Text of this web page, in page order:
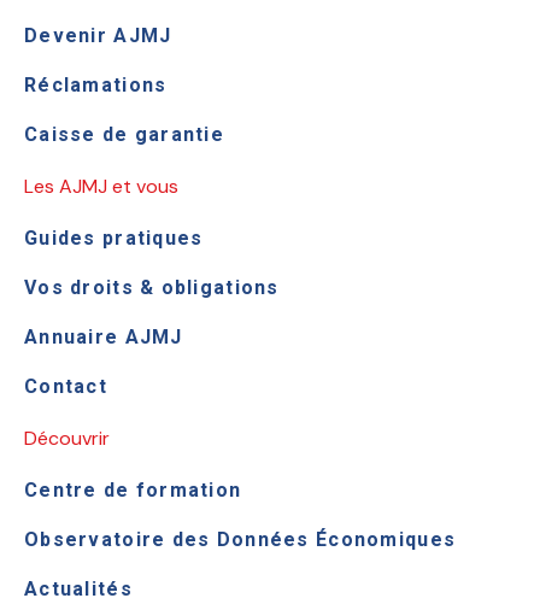
Devenir AJMJ
Réclamations
Caisse de garantie
Les AJMJ et vous
Guides pratiques
Vos droits & obligations
Annuaire AJMJ
Contact
Découvrir
Centre de formation
Observatoire des Données Économiques
Actualités